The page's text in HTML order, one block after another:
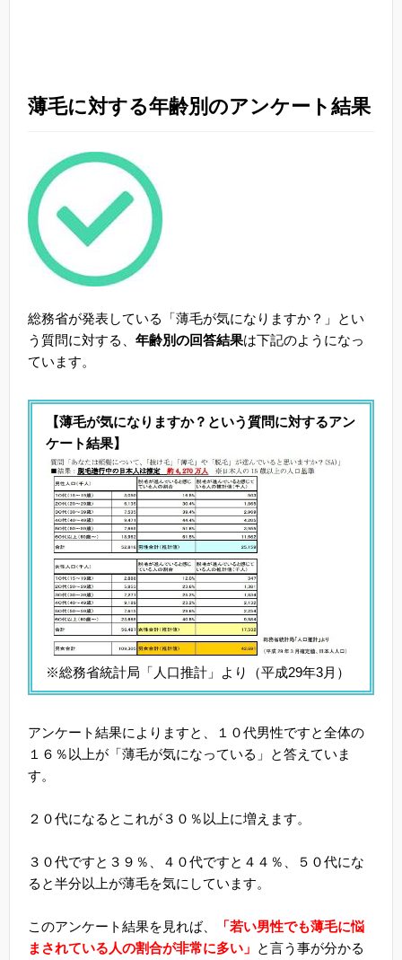
薄毛に対する年齢別のアンケート結果
総務省が発表している「薄毛が気になりますか？」とい
う質問に対する、 年齢別の回答結果は下記のようになっ
ています。
【薄毛が気になりますか？という質問に対するアン
ケート結果】
※総務省統計局「人口推計」より（平成29年3月）
アンケート結果によりますと、１０代男性ですと全体の
１６％以上が「薄毛が気になっている」と答えていま
す。
２０代になるとこれが３０％以上に増えます。
３０代ですと３９％、４０代ですと４４％、５０代にな
ると半分以上が薄毛を気にしています。
このアンケート結果を見れば、
「若い男性でも薄毛に悩
まされている人の割合が非常に多い」 と言う事が分かる